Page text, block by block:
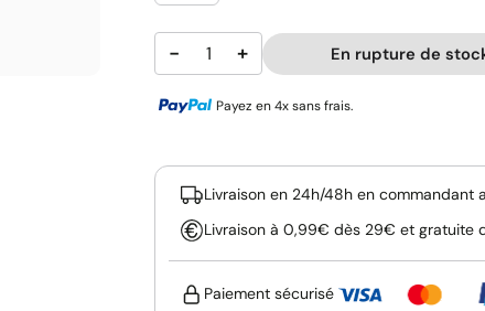
− + En rupture de
Payez en 4x sans frais.
Livraison en 24h/48h en commandant
Livraison à 0,99€ dès 29€ et gratuite
Paiement sécurisé